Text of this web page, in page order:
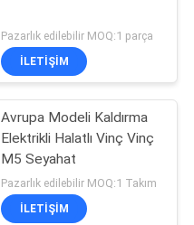
Pazarlık edilebilir MOQ:1 parça
ILETIŞIM
Avrupa Modeli Kaldırma
Elektrikli Halatlı Vinç Vinç
M5 Seyahat
Pazarlık edilebilir MOQ:1 Takım
ILETIŞIM